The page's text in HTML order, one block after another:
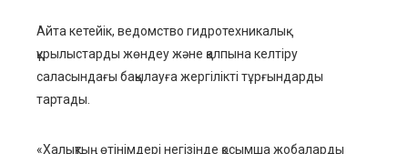
Айта кетейік, ведомство гидротехникалық
құрылыстарды жөндеу және қалпына келтіру
саласындағы бақылауға жергілікті тұрғындарды
тартады.
«Халықтың өтінімдері негізінде қосымша жобаларды